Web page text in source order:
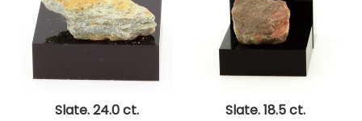
Slate. 24.0 ct. Slate. 18.5 ct.